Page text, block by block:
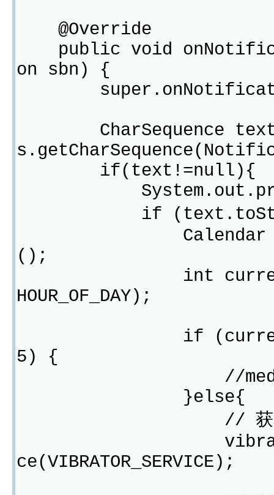
@Override
public void
on sbn) {
CharSequence text
if(text!=null){
if
Calendar
();
int currentHour
HOUR_OF_DAY);
if (currentHour
5) {
//
}else{
// 获取
vibrator =
ce(VIBRATOR_SERVICE);